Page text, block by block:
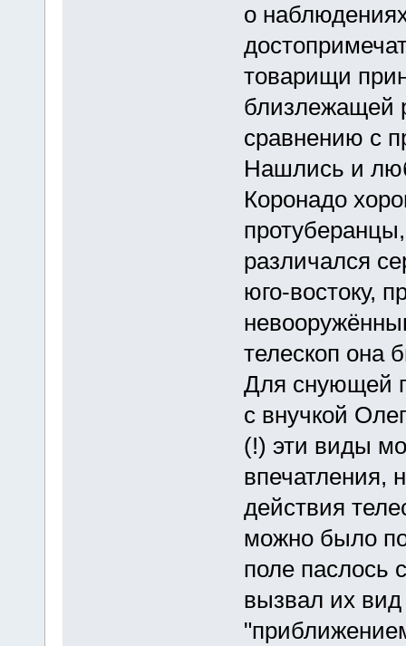
о
товарищи
близлежащей
сравнению с
Нашлись и
Коронадо
различался
юго-востоку,
телескоп она
Для снующей
с внучкой
(!) эти виды
впечатления,
действия
можно было
поле паслось
вызвал их вид